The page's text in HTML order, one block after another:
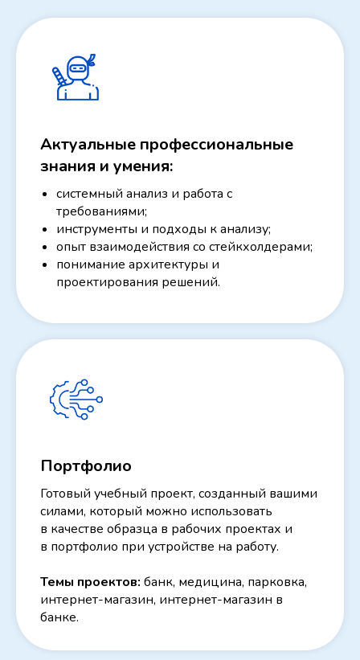
Актуальные профессиональные
знания и умения:
системный анализ и работа с
требованиями;
инструменты и подходы к анализу;
опыт взаимодействия со стейкхолдерами;
понимание архитектуры и
проектирования решений.
Портфолио
Готовый учебный проект, созданный вашими
силами, который можно использовать
в качестве образца в рабочих проектах и
в портфолио при устройстве на работу.
Темы проектов: банк, медицина, парковка,
интернет-магазин, интернет-магазин в
банке.